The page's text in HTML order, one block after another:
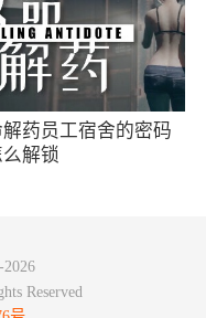
个瓶子只有一个
精美的像素画面
待着你的挑战。
药员工宿舍的密码
解锁
Reserved